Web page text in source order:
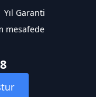
Yıl Garanti
mesafede